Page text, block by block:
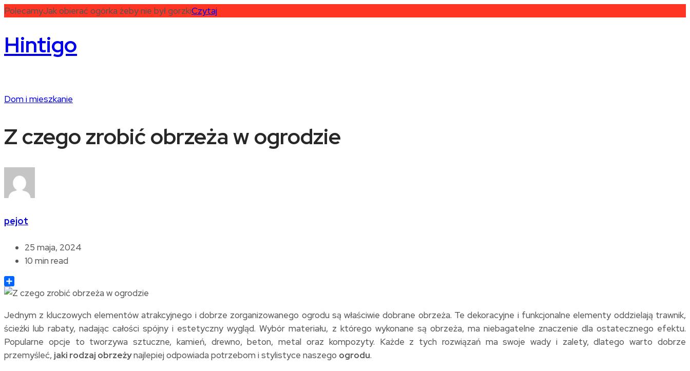
PolecamyJak obierać ogórka żeby nie był gorzkiCzytaj
Hintigo
Dom i mieszkanie
Z czego zrobić obrzeża w ogrodzie
pejot
25 maja, 2024
10 min read
Share
Jednym z kluczowych elementów atrakcyjnego i dobrze zorganizowanego ogrodu są właściwie dobrane obrzeża. Te dekoracyjne i funkcjonalne elementy oddzielają trawnik,
ścieżki lub rabaty, nadając całości spójny i estetyczny wygląd. Wybór materiału, z którego wykonane są obrzeża, ma niebagatelne znaczenie dla ostatecznego efektu.
Popularne opcje to tworzywa sztuczne, kamień, drewno, beton, metal oraz kompozyty. Każde z tych rozwiązań ma swoje wady i zalety, dlatego warto dobrze
przemyśleć, jaki rodzaj obrzeżynajlepiej odpowiada potrzebom i stylistyce naszego ogrodu.